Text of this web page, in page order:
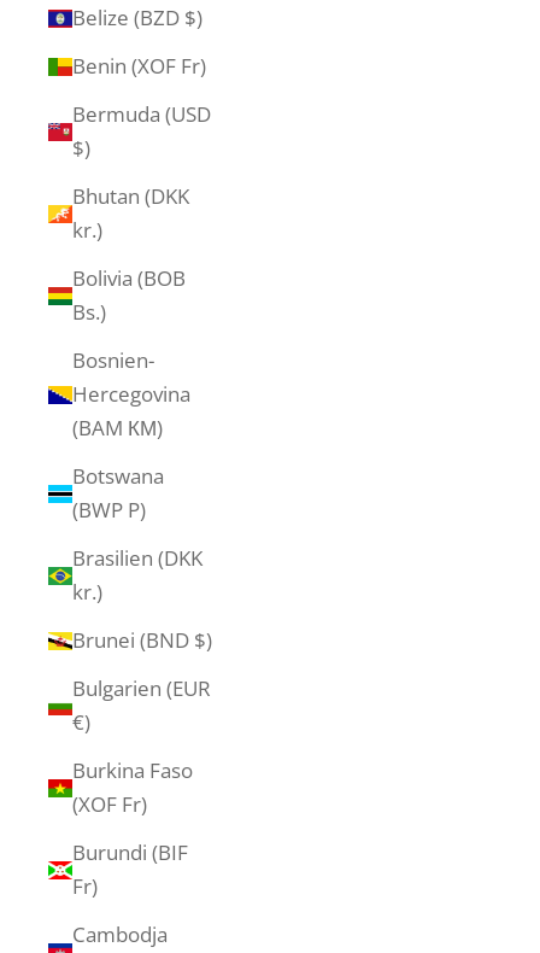
Belize (BZD $)
Benin (XOF Fr)
Bermuda (USD
$)
Bhutan (DKK
kr.)
Bolivia (BOB
Bs.)
Bosnien-
Hercegovina
(BAM КМ)
Botswana
(BWP P)
Brasilien (DKK
kr.)
Brunei (BND $)
Bulgarien (EUR
€)
Burkina Faso
(XOF Fr)
Burundi (BIF
Fr)
Cambodja